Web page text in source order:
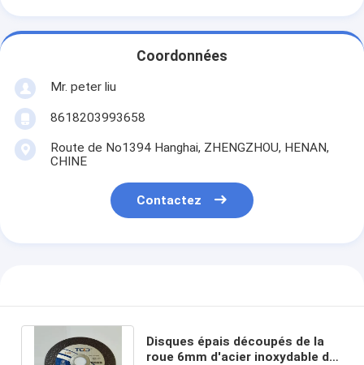
Coordonnées
Mr. peter liu
8618203993658
Route de No1394 Hanghai, ZHENGZHOU, HENAN,
CHINE
Contactez
Disques épais découpés de la
roue 6mm d'acier inoxydable de